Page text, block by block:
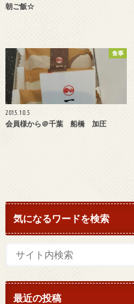
朝ご飯☆
食事
2015.10.5
会員様から＠千葉 船橋 加圧
気になるワードを検索
最近の投稿